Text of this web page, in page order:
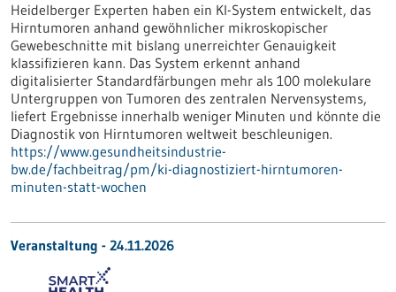
Heidelberger Experten haben ein KI-System entwickelt, das
Hirntumoren anhand gewöhnlicher mikroskopischer
Gewebeschnitte mit bislang unerreichter Genauigkeit
klassifizieren kann. Das System erkennt anhand
digitalisierter Standardfärbungen mehr als 100 molekulare
Untergruppen von Tumoren des zentralen Nervensystems,
liefert Ergebnisse innerhalb weniger Minuten und könnte die
Diagnostik von Hirntumoren weltweit beschleunigen.
https://www.gesundheitsindustrie-
bw.de/fachbeitrag/pm/ki-diagnostiziert-hirntumoren-
minuten-statt-wochen
Veranstaltung - 24.11.2026